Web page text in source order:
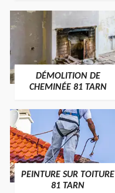
DÉMOLITION DE
CHEMINÉE 81 TARN
PEINTURE SUR TOITURE
81 TARN